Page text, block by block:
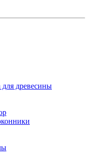
древесины